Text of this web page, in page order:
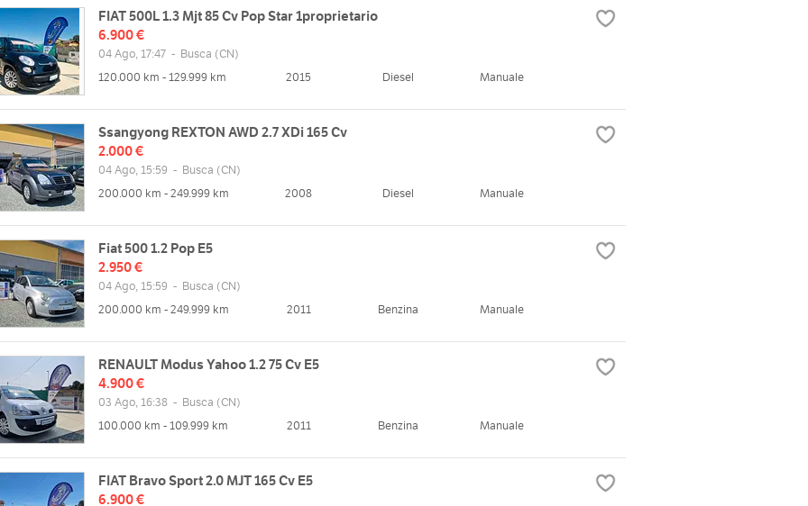
Ceretto, 6, 12022 Busca CN, Italia
Mappa
Orari
Lun
Mar
09:00 - 12:30 | 14:30 - 19:00
Sab
Dom
chiuso
FIAT 500L 1.3 Mjt 85 Cv Pop Star 1proprietario
6.900 €
04 Ago, 17:47 - Busca (CN)
120.000 km - 129.999 km
2015 Diesel Manuale
Ssangyong REXTON AWD 2.7 XDi 165 Cv
2.000 €
04 Ago, 15:59 - Busca (CN)
200.000 km - 249.999 km
2008 Diesel Manuale
Fiat 500 1.2 Pop E5
2.950 €
04 Ago, 15:59 - Busca (CN)
200.000 km - 249.999 km
2011 Benzina Manuale
RENAULT Modus Yahoo 1.2 75 Cv E5
4.900 €
03 Ago, 16:38 - Busca (CN)
100.000 km - 109.999 km
2011 Benzina Manuale
FIAT Bravo Sport 2.0 MJT 165 Cv E5
6.900 €